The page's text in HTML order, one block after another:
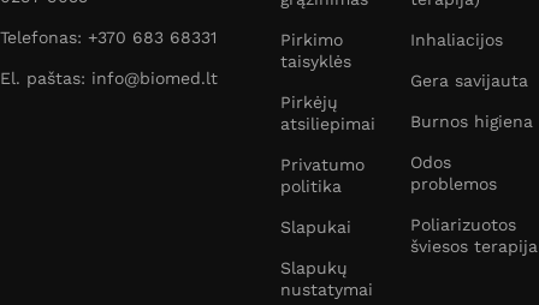
Telefonas: +370 683 68331
El. paštas: info@biomed.lt
Pirkimo
taisyklės
Pirkėjų
atsiliepimai
Privatumo
politika
Slapukai
Slapukų
nustatymai
Inhaliacijos
Gera savijauta
Burnos higiena
Odos
problemos
Poliarizuotos
šviesos terapija